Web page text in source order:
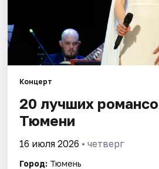
Спорт
События
Города
Площадки
Концерт
20 лучших
Тюмени
16 июля 2026 • четверг
Город: Тюмень